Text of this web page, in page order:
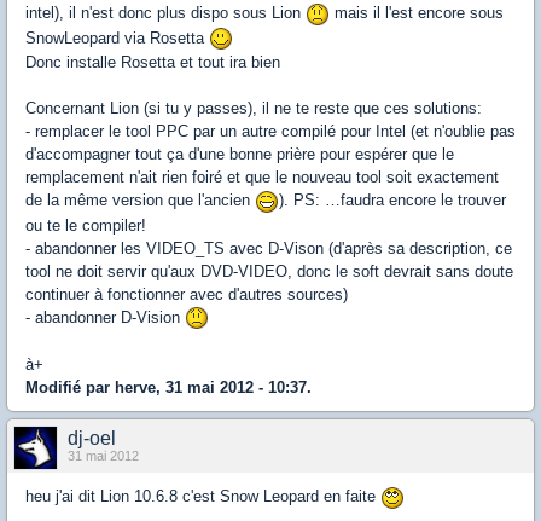
intel), il n'est donc plus dispo sous Lion
mais il l'est encore sous
SnowLeopard via Rosetta
Donc installe Rosetta et tout ira bien
Concernant Lion (si tu y passes), il ne te reste que ces solutions:
- remplacer le tool PPC par un autre compilé pour Intel (et n'oublie pas
d'accompagner tout ça d'une bonne prière pour espérer que le
remplacement n'ait rien foiré et que le nouveau tool soit exactement
de la même version que l'ancien
). PS: …faudra encore le trouver
ou te le compiler!
- abandonner les VIDEO_TS avec D-Vison (d'après sa description, ce
tool ne doit servir qu'aux DVD-VIDEO, donc le soft devrait sans doute
continuer à fonctionner avec d'autres sources)
- abandonner D-Vision
à+
Modifié par herve, 31 mai 2012 - 10:37.
dj-oel
31 mai 2012
heu j'ai dit Lion 10.6.8 c'est Snow Leopard en faite